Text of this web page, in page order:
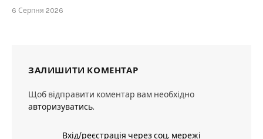
6 Серпня 2026
ЗАЛИШИТИ КОМЕНТАР
Щоб відправити коментар вам необхідно
авторизуватись.
Вхід/реєстрація через соц. мережі